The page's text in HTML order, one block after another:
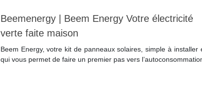
Beemenergy | Beem Energy Votre électricité
verte faite maison
Beem Energy, votre kit de panneaux solaires, simple à installer
qui vous permet de faire un premier pas vers